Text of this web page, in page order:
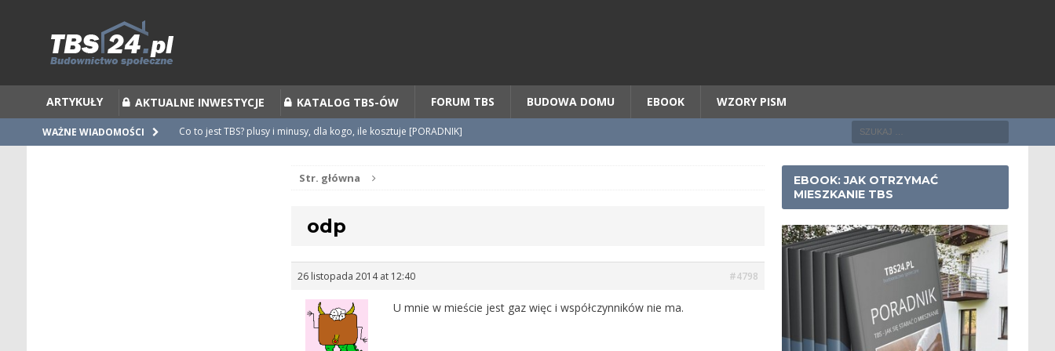
ARTYKUŁY AKTUALNE INWESTYCJE KATALOG TBS-ÓW FORUM TBS BUDOWA DOMU EBOOK WZORY PISM
WAŻNE WIADOMOŚCI
Co to jest TBS? plusy i minusy, dla kogo, ile kosztuje [PORADNIK]
Zalecenia do umów i statutów TBS
Ubiegamy się o mieszkanie z TBS [poradnik] KROK po KROKU
Str. główna
odp
26 listopada 2014 at 12:40 #4798
U mnie w mieście jest gaz więc i współczynników nie ma.
EBOOK: JAK OTRZYMAĆ
MIESZKANIE TBS